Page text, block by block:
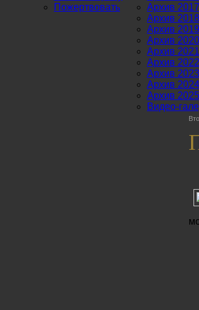
Пожертвовать
Архив
Архив
Архив
Архив
Архив
Архив
Архив
Архив
Архив
Видео-